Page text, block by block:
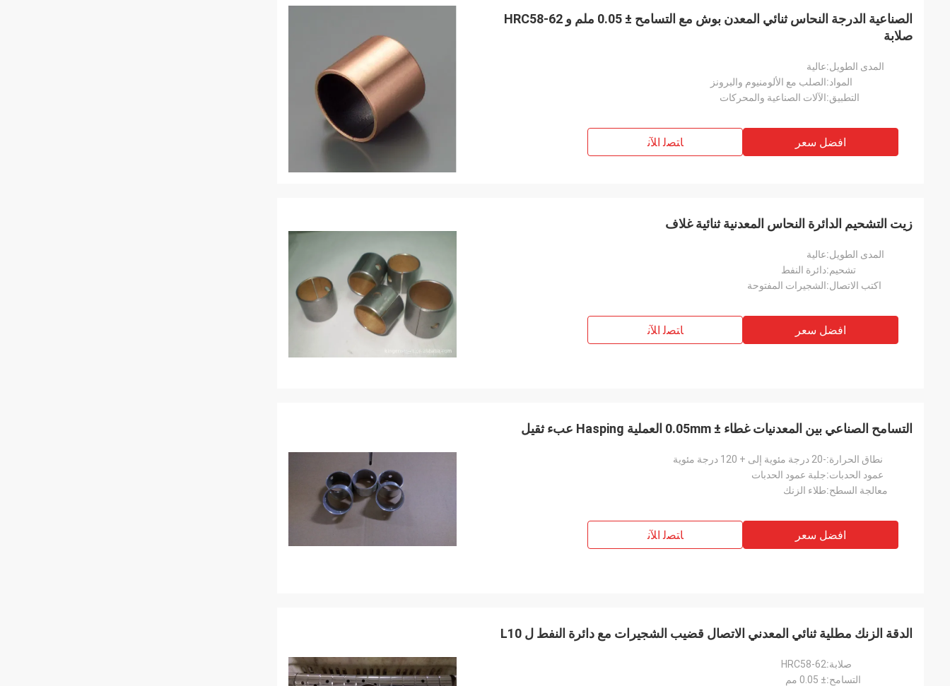
الصناعية الدرجة النحاس ثنائي المعدن بوش مع التسامح ± 0.05 ملم و HRC58-62
صلابة
المدى الطويل:عالية
المواد:الصلب مع الألومنيوم والبرونز
التطبيق:الآلات الصناعية والمحركات
افضل سعر ﺎﺘﺼﻟ ﺍﻶﻧ
زيت التشحيم الدائرة النحاس المعدنية ثنائية غلاف
المدى الطويل:عالية
تشحيم:دائرة النفط
اكتب الاتصال:الشجيرات المفتوحة
افضل سعر ﺎﺘﺼﻟ ﺍﻶﻧ
التسامح الصناعي بين المعدنيات غطاء ± 0.05mm العملية Hasping عبء ثقيل
نطاق الحرارة:-20 درجة مئوية إلى + 120 درجة مئوية
عمود الحدبات:جلبة عمود الحدبات
معالجة السطح:طلاء الزنك
افضل سعر ﺎﺘﺼﻟ ﺍﻶﻧ
الدقة الزنك مطلية ثنائي المعدني الاتصال قضيب الشجيرات مع دائرة النفط ل L10
صلابة:HRC58-62
التسامح:± 0.05 مم